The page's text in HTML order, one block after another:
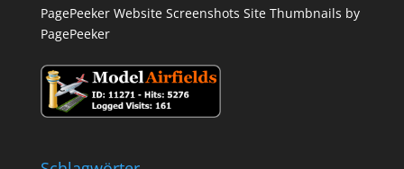
PagePeeker Website Screenshots Site Thumbnails by
PagePeeker